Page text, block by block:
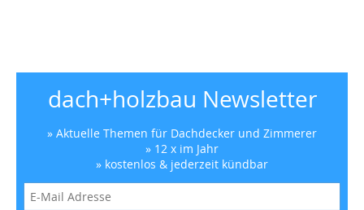
dach+holzbau Newsletter
» Aktuelle Themen für Dachdecker und Zimmerer
» 12 x im Jahr
» kostenlos & jederzeit kündbar